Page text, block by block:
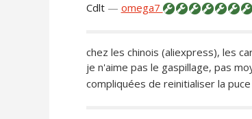
Cdlt — omega7
chez les chinois (aliexpress), les
je n'aime pas le gaspillage, pas
compliquées de reinitialiser la puce